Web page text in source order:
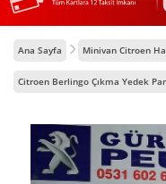
Ana Sayfa Minivan Citroen
Citroen Berlingo Çıkma Yedek